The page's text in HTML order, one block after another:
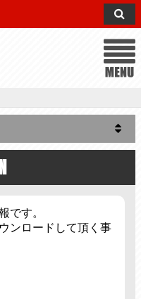
です。
ンロードして頂く事